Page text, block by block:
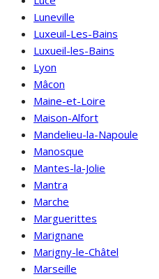
Luneville
Luxeuil-Les-Bains
Luxueil-les-Bains
Lyon
Mâcon
Maine-et-Loire
Maison-Alfort
Mandelieu-la-Napoule
Manosque
Mantes-la-Jolie
Mantra
Marche
Marguerittes
Marignane
Marigny-le-Châtel
Marseille